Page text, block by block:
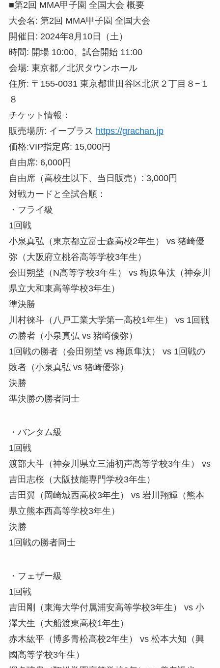
■第2回 MMA甲子園 全国大会 概要
大会名: 第2回 MMA甲子園 全国大会
開催日: 2024年8月10日（土）
時間: 開場 10:00、試合開始 11:00
会場: 東京都／北沢タウンホール
住所: 〒155-0031 東京都世田谷区北沢２丁目８−１
８
チケット情報：
販売場所: イープラス https://grachan.jp
価格:VIP指定席: 15,000円
自由席: 6,000円
自由席（高校生以下、当日販売）: 3,000円
対戦カードと全試合順：
・フライ級
1回戦
小泉真弘（東京都立富士森高校2年生） vs 猪崎優
弥（大阪府立桃谷高等学校3年生）
会田朔埜（N高等学校3年生） vs 梅原隼汰（神奈川
県立大和東高等学校3年生）
準決勝
川村徠斗（八戸工業大学第一高校1年生） vs 1回戦
の勝者（小泉真弘 vs 猪崎優弥）
1回戦の勝者（会田朔埜 vs 梅原隼汰） vs 1回戦の
敗者（小泉真弘 vs 猪崎優弥）
決勝
準決勝の勝者同士
・バンタム級
1回戦
渡部大斗（神奈川県立三浦初声高等学校3年生） vs
吉田志桜（大阪技能専門学校3年生）
吉田翼（岡崎城西高校3年生） vs 岩川翔輝（熊本
県立熊本西高等学校3年生）
決勝
1回戦の勝者同士
・フェザー級
1回戦
吉田剛（東海大学付属浦安高等学校3年生） vs 小
澤大生（大船渡東高校1年生）
赤木紘平（博多青松高校2年生） vs 松本大知（興
國高等学校3年生）